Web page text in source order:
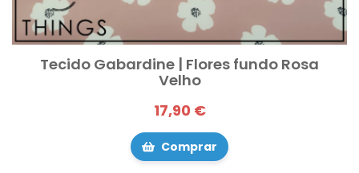
Tecido Gabardine | Flores fundo Rosa
Velho
17,90 €
Comprar